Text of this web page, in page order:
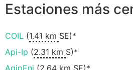
Estaciones más
COIL (1.41 km SE)*
Api-Ip (2.31 km S)*